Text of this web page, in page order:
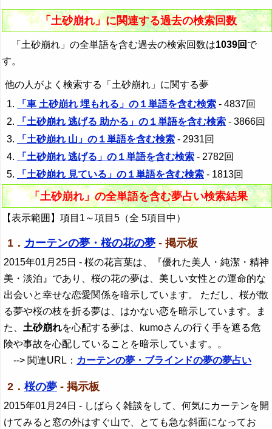
「土砂崩れ」に関連する過去の検索回数
「土砂崩れ」の全単語を含む過去の検索回数は1039回 で
す。
他の人がよく検索する「土砂崩れ」に関する夢
「車 土砂崩れ 埋もれる」の１単語を含む検索 - 4837回
「土砂崩れ 逃げる 助かる」の１単語を含む検索 - 3866回
「土砂崩れ 山」の１単語を含む検索 - 2931回
「土砂崩れ 逃げる」の１単語を含む検索 - 2782回
「土砂崩れ 見ている」の１単語を含む検索 - 1813回
「土砂崩れ」の全単語を含む夢占い検索結果
【表示範囲】項目1～項目5（全 5項目中）
1． カーテンの夢・桜の花の夢- 掲示板
2015年01月25日 - 桜の花言葉は、『優れた美人・純潔・精神
美・淡泊』であり、桜の花の夢は、美しい女性との運命的な
出会いと幸せな恋愛関係を暗示しています。 ただし、桜が散
る夢や桜の枝を折る夢は、はかない恋を暗示しています。ま
た、 土砂崩れを心配する夢は、kumoさんの行く手を遮る危
険や事故を心配していることを暗示しています。。
--> 関連URL： カーテンの夢・ブラインドの夢の夢占い
2． 桜の夢- 掲示板
2015年01月24日 - しばらく雑談をして、何気にカーテンを開
けてみると窓の外はすぐ山で、とても急な斜面になってお